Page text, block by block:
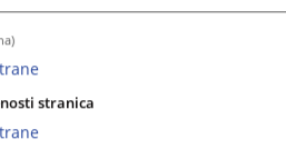
PREGLEDA
stranica